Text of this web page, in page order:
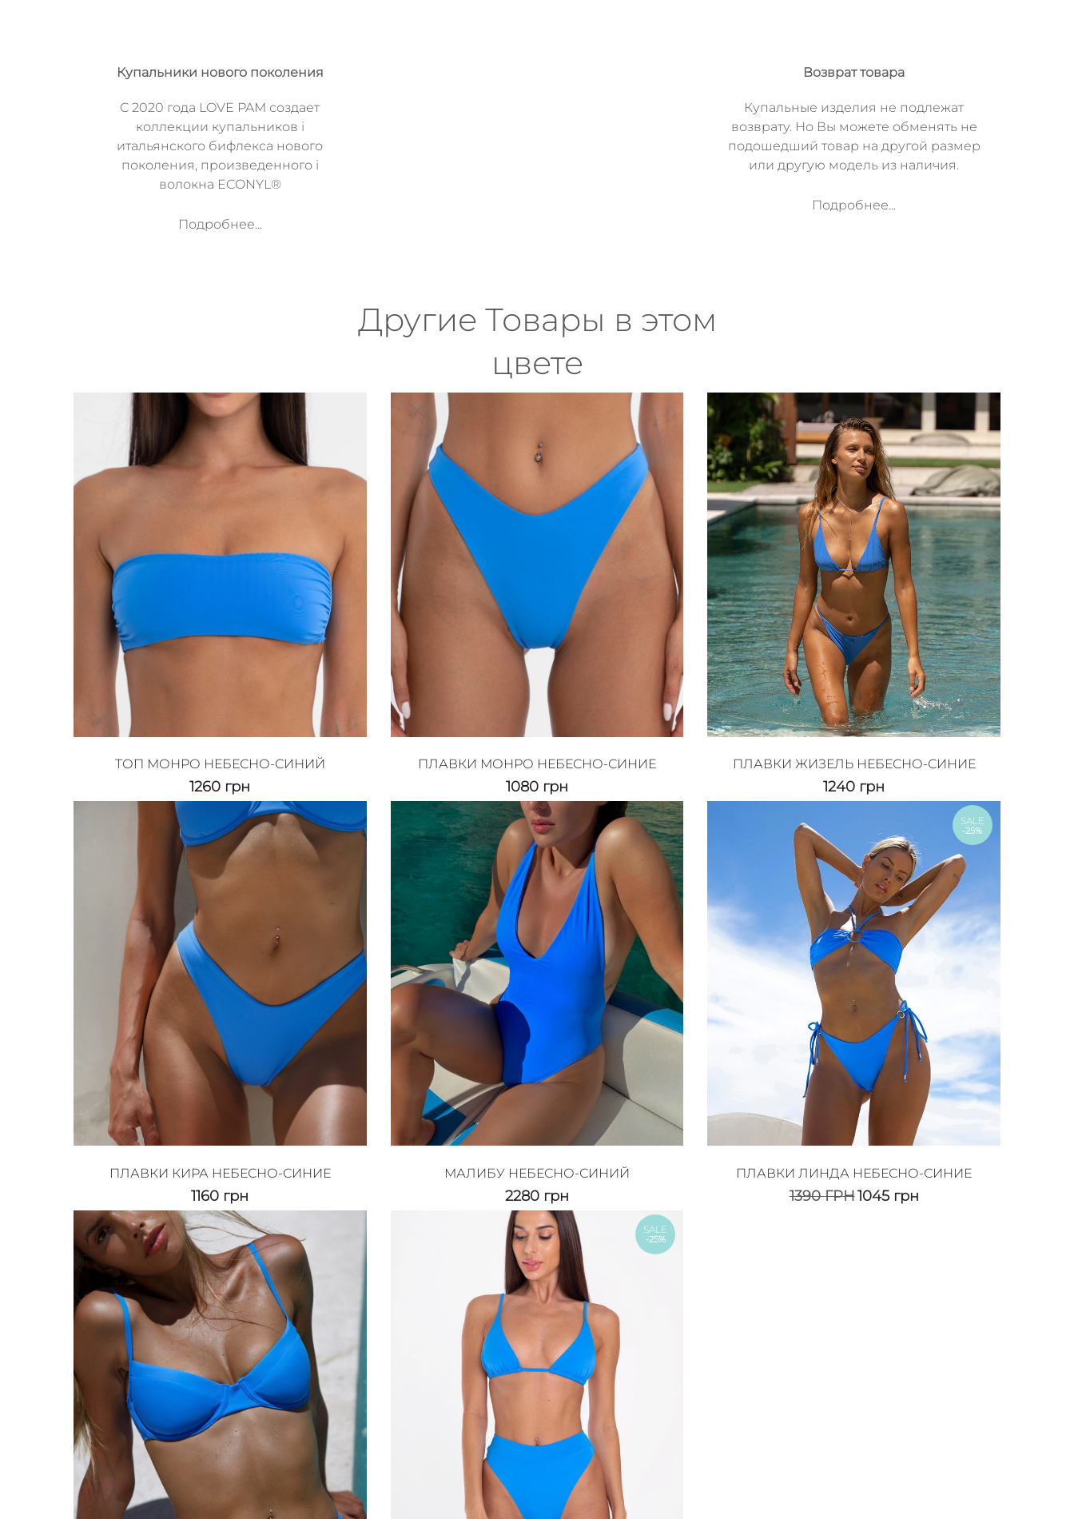
Купальники нового поколения
C 2020 года LOVE PAM создает
коллекции купальников i
итальянского бифлекса нового
поколения, произведенного i
волокна ECONYL®
Подробнее...
Возврат товара
Купальные изделия не подлежат
возврату. Но Вы можете обменять не
подошедший товар на другой размер
или другую модель из наличия.
Подробнее...
Другие Товары в этом
цвете
ТОП МОНРО НЕБЕСНО-СИНИЙ
1260 грн
ПЛАВКИ МОНРО НЕБЕСНО-СИНИЕ
1080 грн
ПЛАВКИ ЖИЗЕЛЬ НЕБЕСНО-СИНИЕ
1240 грн
ПЛАВКИ КИРА НЕБЕСНО-СИНИЕ
1160 грн
МАЛИБУ НЕБЕСНО-СИНИЙ
2280 грн
SALE
-25%
ПЛАВКИ ЛИНДА НЕБЕСНО-СИНИЕ
1390ГРН1045 грн
SALE
-25%